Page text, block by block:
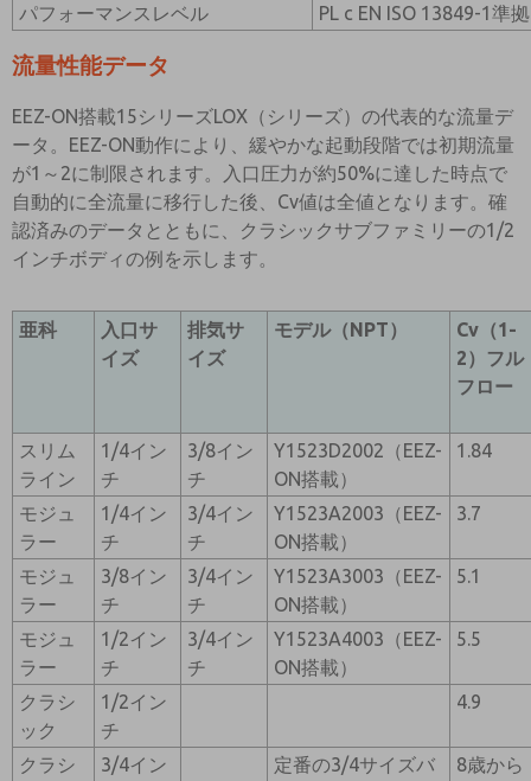
パフォーマンスレベル
PL c EN ISO 13849-1準拠
流量性能データ
EEZ-ON搭載15シリーズLOX（シリーズ）の代表的な流量デ
ータ。EEZ-ON動作により、緩やかな起動段階では初期流量
が1～2に制限されます。入口圧力が約50%に達した時点で
自動的に全流量に移行した後、Cv値は全値となります。確
認済みのデータとともに、クラシックサブファミリーの1/2
インチボディの例を示します。
亜科
入口サ
イズ
排気サ
イズ
モデル（NPT）
Cv（1-
2）フル
フロー
スリム
ライン
1/4イン
チ
3/8イン
チ
Y1523D2002（EEZ-
ON搭載）
1.84
モジュ
ラー
1/4イン
チ
3/4イン
チ
Y1523A2003（EEZ-
ON搭載）
3.7
モジュ
ラー
3/8イン
チ
3/4イン
チ
Y1523A3003（EEZ-
ON搭載）
5.1
モジュ
ラー
1/2イン
チ
3/4イン
チ
Y1523A4003（EEZ-
ON搭載）
5.5
クラシ
ック
1/2イン
チ
4.9
クラシ
3/4イン
定番の3/4サイズバ
8歳から